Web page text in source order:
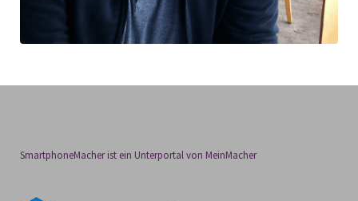
SmartphoneMacher ist ein Unterportal von MeinMacher